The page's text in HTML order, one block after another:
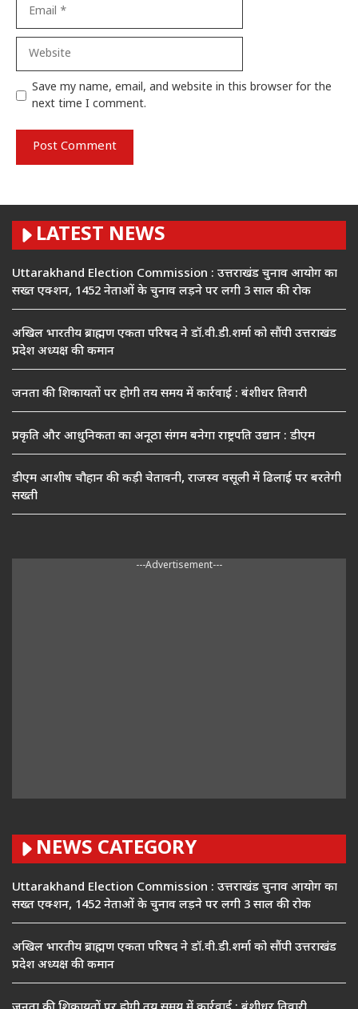
Save my name, email, and website in this browser for the
next time I comment.
LATEST NEWS
Uttarakhand Election Commission : उत्तराखंड चुनाव आयोग का
सख्त एक्शन, 1452 नेताओं के चुनाव लड़ने पर लगी 3 साल की रोक
अखिल भारतीय ब्राह्मण एकता परिषद ने डॉ.वी.डी.शर्मा को सौंपी उत्तराखंड
प्रदेश अध्यक्ष की कमान
जनता की शिकायतों पर होगी तय समय में कार्रवाई : बंशीधर तिवारी
प्रकृति और आधुनिकता का अनूठा संगम बनेगा राष्ट्रपति उद्यान : डीएम
डीएम आशीष चौहान की कड़ी चेतावनी, राजस्व वसूली में ढिलाई पर बरतेगी
सख्ती
---Advertisement---
NEWS CATEGORY
Uttarakhand Election Commission : उत्तराखंड चुनाव आयोग का
सख्त एक्शन, 1452 नेताओं के चुनाव लड़ने पर लगी 3 साल की रोक
अखिल भारतीय ब्राह्मण एकता परिषद ने डॉ.वी.डी.शर्मा को सौंपी उत्तराखंड
प्रदेश अध्यक्ष की कमान